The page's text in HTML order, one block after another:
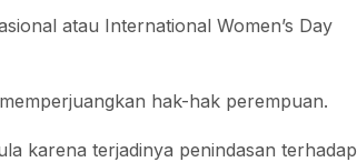
atau International Women’s Day
hak-hak perempuan.
karena terjadinya penindasan terhadap